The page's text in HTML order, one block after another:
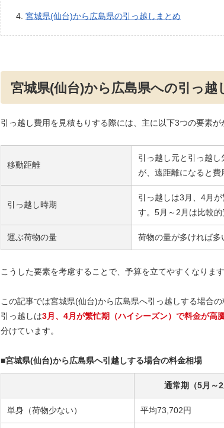
宮城県(仙台)から広島県の引っ越しまとめ
宮城県(仙台)から広島県への引っ越
引っ越し費用を見積もりする際には、主に以下3つの要素が
移動距離
引っ越し元と引っ越
が、遠距離になると費
引っ越し時期
引っ越しは3月、4月
す。5月～2月は比較的
運ぶ荷物の量 荷物の量が多ければ多
こうした要素を考慮することで、予算を立てやすくなります
この記事では宮城県(仙台)から広島県へ引っ越しする場合の
引っ越しは3月、4月が繁忙期（ハイシーズン）で料金が高
分けています。
■宮城県(仙台)から広島県へ引越しする場合の料金相場
通常期（5月～2
単身（荷物少ない） 平均73,702円